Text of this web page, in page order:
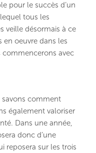
pour le succès d’un
tous les
veille désormais à ce
en oeuvre dans les
commencerons avec
savons comment
également valoriser
Dans une année,
donc d’une
reposera sur les trois